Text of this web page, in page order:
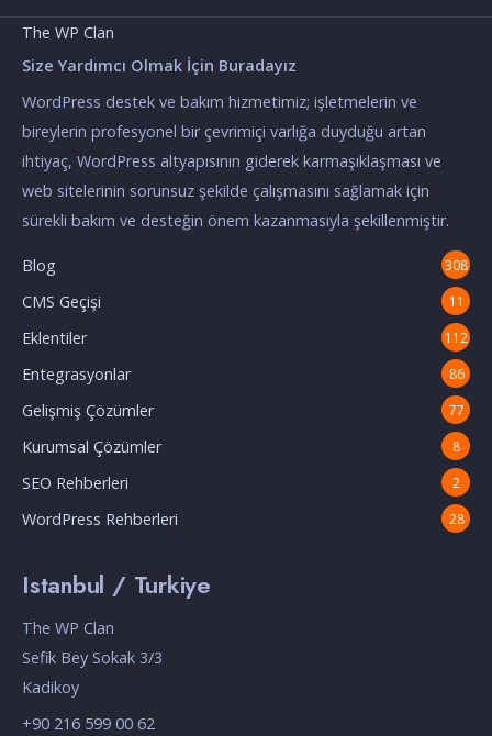
The WP Clan
Size Yardımcı Olmak İçin Buradayız
WordPress destek ve bakım hizmetimiz; işletmelerin ve
bireylerin profesyonel bir çevrimiçi varlığa duyduğu artan
ihtiyaç, WordPress altyapısının giderek karmaşıklaşması ve
web sitelerinin sorunsuz şekilde çalışmasını sağlamak için
sürekli bakım ve desteğin önem kazanmasıyla şekillenmiştir.
Blog 308
CMS Geçişi 11
Eklentiler 112
Entegrasyonlar 86
Gelişmiş Çözümler 77
Kurumsal Çözümler 8
SEO Rehberleri 2
WordPress Rehberleri 28
Istanbul / Turkiye
The WP Clan
Sefik Bey Sokak 3/3
Kadikoy
+90 216 599 00 62